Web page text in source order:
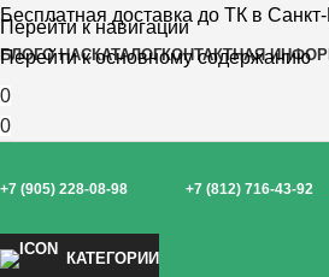
Перейти к навигации
Перейти к основному содержанию
Бесплатная доставка до ТК в
БЛОГО НАСКАТАЛОГКОНТАКТНАЯ
0
0
+7 (905) 228-08-98 +7 (812) 716-43-92
КАТЕГОРИИ